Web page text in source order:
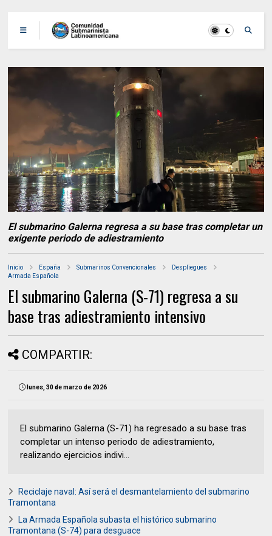
El submarino Galerna regresa a su base tras completar un
exigente periodo de adiestramiento
Inicio España Submarinos Convencionales
Despliegues
Armada Española
El submarino Galerna (S-71) regresa a su
base tras adiestramiento intensivo
COMPARTIR:
lunes, 30 de marzo de 2026
El submarino Galerna (S-71) ha regresado a su base tras
completar un intenso periodo de adiestramiento,
realizando ejercicios indivi...
Reciclaje naval: Así será el desmantelamiento del submarino
Tramontana
La Armada Española subasta el histórico submarino
Tramontana (S-74) para desguace